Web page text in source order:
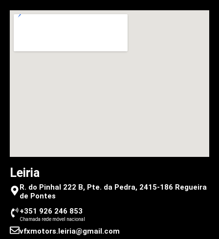
Leiria
R. do Pinhal 222 B, Pte. da Pedra, 2415-186 Regueira
de Pontes
+351 926 246 853
Chamada rede móvel nacional
vfxmotors.leiria@gmail.com